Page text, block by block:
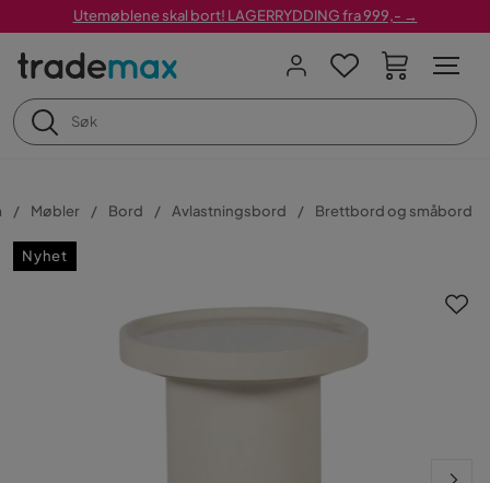
Utemøblene skal bort! LAGERRYDDING fra 999,- →
Møbler Bord Avlastningsbord Brettbord og småbord
Nyhet